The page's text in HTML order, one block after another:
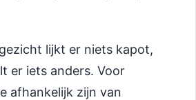
lijkt er niets kapot,
er iets anders. Voor
afhankelijk zijn van